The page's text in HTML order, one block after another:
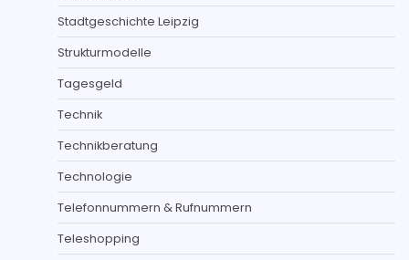
Stadtgeschichte Leipzig
Strukturmodelle
Tagesgeld
Technik
Technikberatung
Technologie
Telefonnummern & Rufnummern
Teleshopping